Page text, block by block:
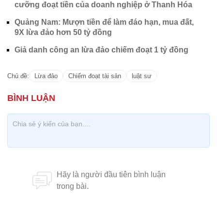
cưỡng đoạt tiền của doanh nghiệp ở Thanh Hóa
Quảng Nam: Mượn tiền để làm đáo hạn, mua đất,
9X lừa đảo hơn 50 tỷ đồng
Giả danh công an lừa đảo chiếm đoạt 1 tỷ đồng
Chủ đề: Lừa đảo Chiếm đoạt tài sản luật sư